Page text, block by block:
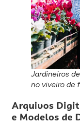
Jardineiros
no viveiro de
Arquivos
e Modelos de